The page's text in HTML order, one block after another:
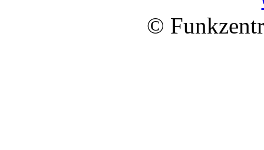
©